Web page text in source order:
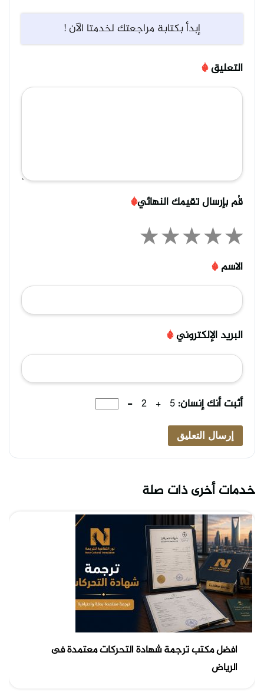
إبدأ بكتابة مراجعتك لخدمتا الآن !
التعليق*
قُم بإرسال تقيمك النهائي*
الاسم*
البريد الإلكتروني*
أثبت أنك إنسان: 5 + 2 =
خدمات أخرى ذات صلة
افضل مكتب ترجمة شهادة التحركات معتمدة فى
الرياض